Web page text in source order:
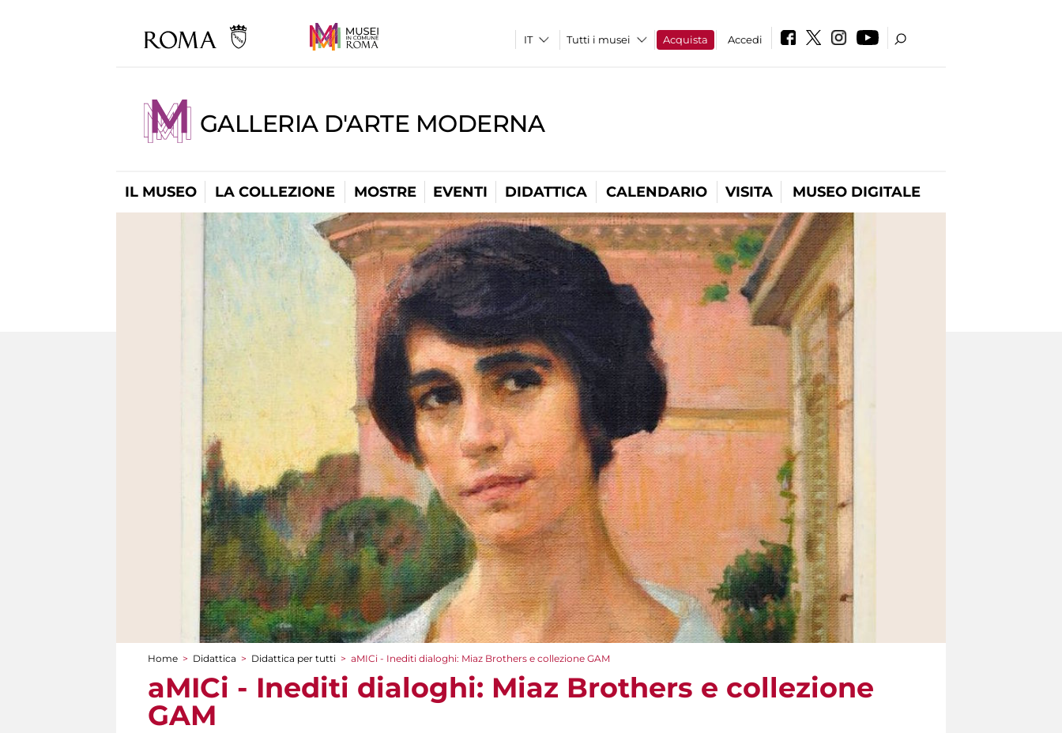
Tutti i musei Acquista Accedi
GALLERIA D'ARTE MODERNA
IL MUSEO LA COLLEZIONE MOSTRE EVENTI DIDATTICA CALENDARIO VISITA MUSEO DIGITALE
Tu sei qui
Home > Didattica > Didattica per tutti > aMICi - Inediti dialoghi: Miaz Brothers e collezione GAM
aMICi - Inediti dialoghi: Miaz Brothers e collezione
GAM